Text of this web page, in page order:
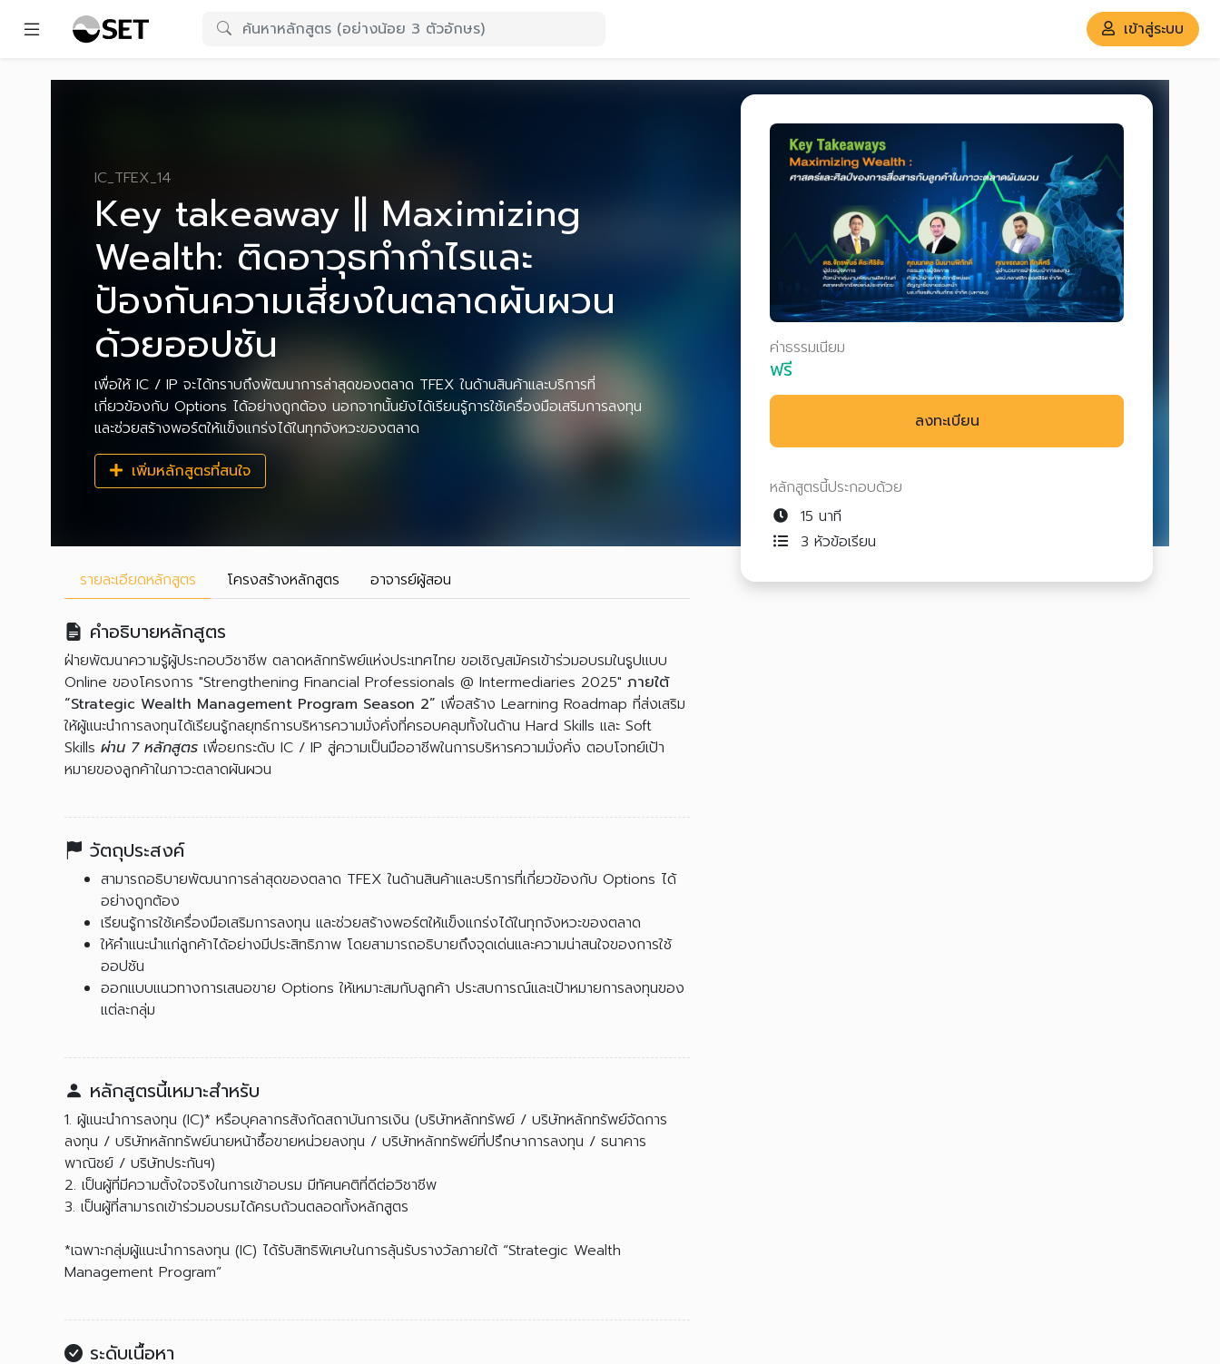
เข้าสู่ระบบ
IC_TFEX_14
Key takeaway || Maximizing
Wealth: ติดอาวุธทำกำไรและ
ป้องกันความเสี่ยงในตลาดผันผวน
ด้วยออปชัน
เพื่อให้ IC / IP จะได้ทราบถึงพัฒนาการล่าสุดของตลาด TFEX ในด้านสินค้าและบริการที่
เกี่ยวข้องกับ Options ได้อย่างถูกต้อง นอกจากนั้นยังได้เรียนรู้การใช้เครื่องมือเสริมการลงทุน
และช่วยสร้างพอร์ตให้แข็งแกร่งได้ในทุกจังหวะของตลาด
เพิ่มหลักสูตรที่สนใจ
ค่าธรรมเนียม
ฟรี
ลงทะเบียน
หลักสูตรนี้ประกอบด้วย
15 นาที
3 หัวข้อเรียน
รายละเอียดหลักสูตร โครงสร้างหลักสูตร อาจารย์ผู้สอน
คำอธิบายหลักสูตร
ฝ่ายพัฒนาความรู้ผู้ประกอบวิชาชีพ ตลาดหลักทรัพย์แห่งประเทศไทย ขอเชิญสมัครเข้าร่วมอบรมในรูปแบบ
Online ของโครงการ "Strengthening Financial Professionals @ Intermediaries 2025" ภายใต้
“Strategic Wealth Management Program Season 2” เพื่อสร้าง Learning Roadmap ที่ส่งเสริม
ให้ผู้แนะนำการลงทุนได้เรียนรู้กลยุทธ์การบริหารความมั่งคั่งที่ครอบคลุมทั้งในด้าน Hard Skills และ Soft
Skills ผ่าน 7 หลักสูตร เพื่อยกระดับ IC / IP สู่ความเป็นมืออาชีพในการบริหารความมั่งคั่ง ตอบโจทย์เป้า
หมายของลูกค้าในภาวะตลาดผันผวน
วัตถุประสงค์
สามารถอธิบายพัฒนาการล่าสุดของตลาด TFEX ในด้านสินค้าและบริการที่เกี่ยวข้องกับ Options ได้
อย่างถูกต้อง
เรียนรู้การใช้เครื่องมือเสริมการลงทุน และช่วยสร้างพอร์ตให้แข็งแกร่งได้ในทุกจังหวะของตลาด
ให้คำแนะนำแก่ลูกค้าได้อย่างมีประสิทธิภาพ โดยสามารถอธิบายถึงจุดเด่นและความน่าสนใจของการใช้
ออปชัน
ออกแบบแนวทางการเสนอขาย Options ให้เหมาะสมกับลูกค้า ประสบการณ์และเป้าหมายการลงทุนของ
แต่ละกลุ่ม
หลักสูตรนี้เหมาะสำหรับ
1. ผู้แนะนำการลงทุน (IC)* หรือบุคลากรสังกัดสถาบันการเงิน (บริษัทหลักทรัพย์ / บริษัทหลักทรัพย์จัดการ
ลงทุน / บริษัทหลักทรัพย์นายหน้าซื้อขายหน่วยลงทุน / บริษัทหลักทรัพย์ที่ปรึกษาการลงทุน / ธนาคาร
พาณิชย์ / บริษัทประกันฯ)
2. เป็นผู้ที่มีความตั้งใจจริงในการเข้าอบรม มีทัศนคติที่ดีต่อวิชาชีพ
3. เป็นผู้ที่สามารถเข้าร่วมอบรมได้ครบถ้วนตลอดทั้งหลักสูตร
*เฉพาะกลุ่มผู้แนะนำการลงทุน (IC) ได้รับสิทธิพิเศษในการลุ้นรับรางวัลภายใต้ “Strategic Wealth
Management Program”
ระดับเนื้อหา